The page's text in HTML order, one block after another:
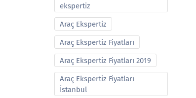
ekspertiz
Araç Ekspertiz
Araç Ekspertiz Fiyatları
Araç Ekspertiz Fiyatları 2019
Araç Ekspertiz Fiyatları
İstanbul